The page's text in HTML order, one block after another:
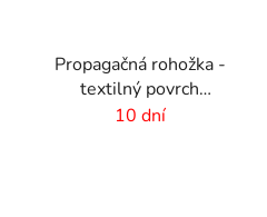
Propagačná rohožka -
textilný povrch
-75x50cm
10 dní